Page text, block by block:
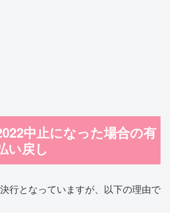
中止になった場合の有
い戻し
行となっていますが、以下の理由で